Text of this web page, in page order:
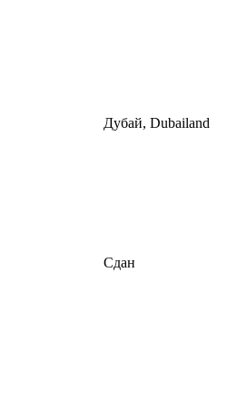
Дубай, Dubailand
Сдан